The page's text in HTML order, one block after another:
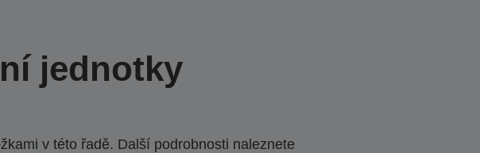
jednotky
v této řadě. Další podrobnosti naleznete